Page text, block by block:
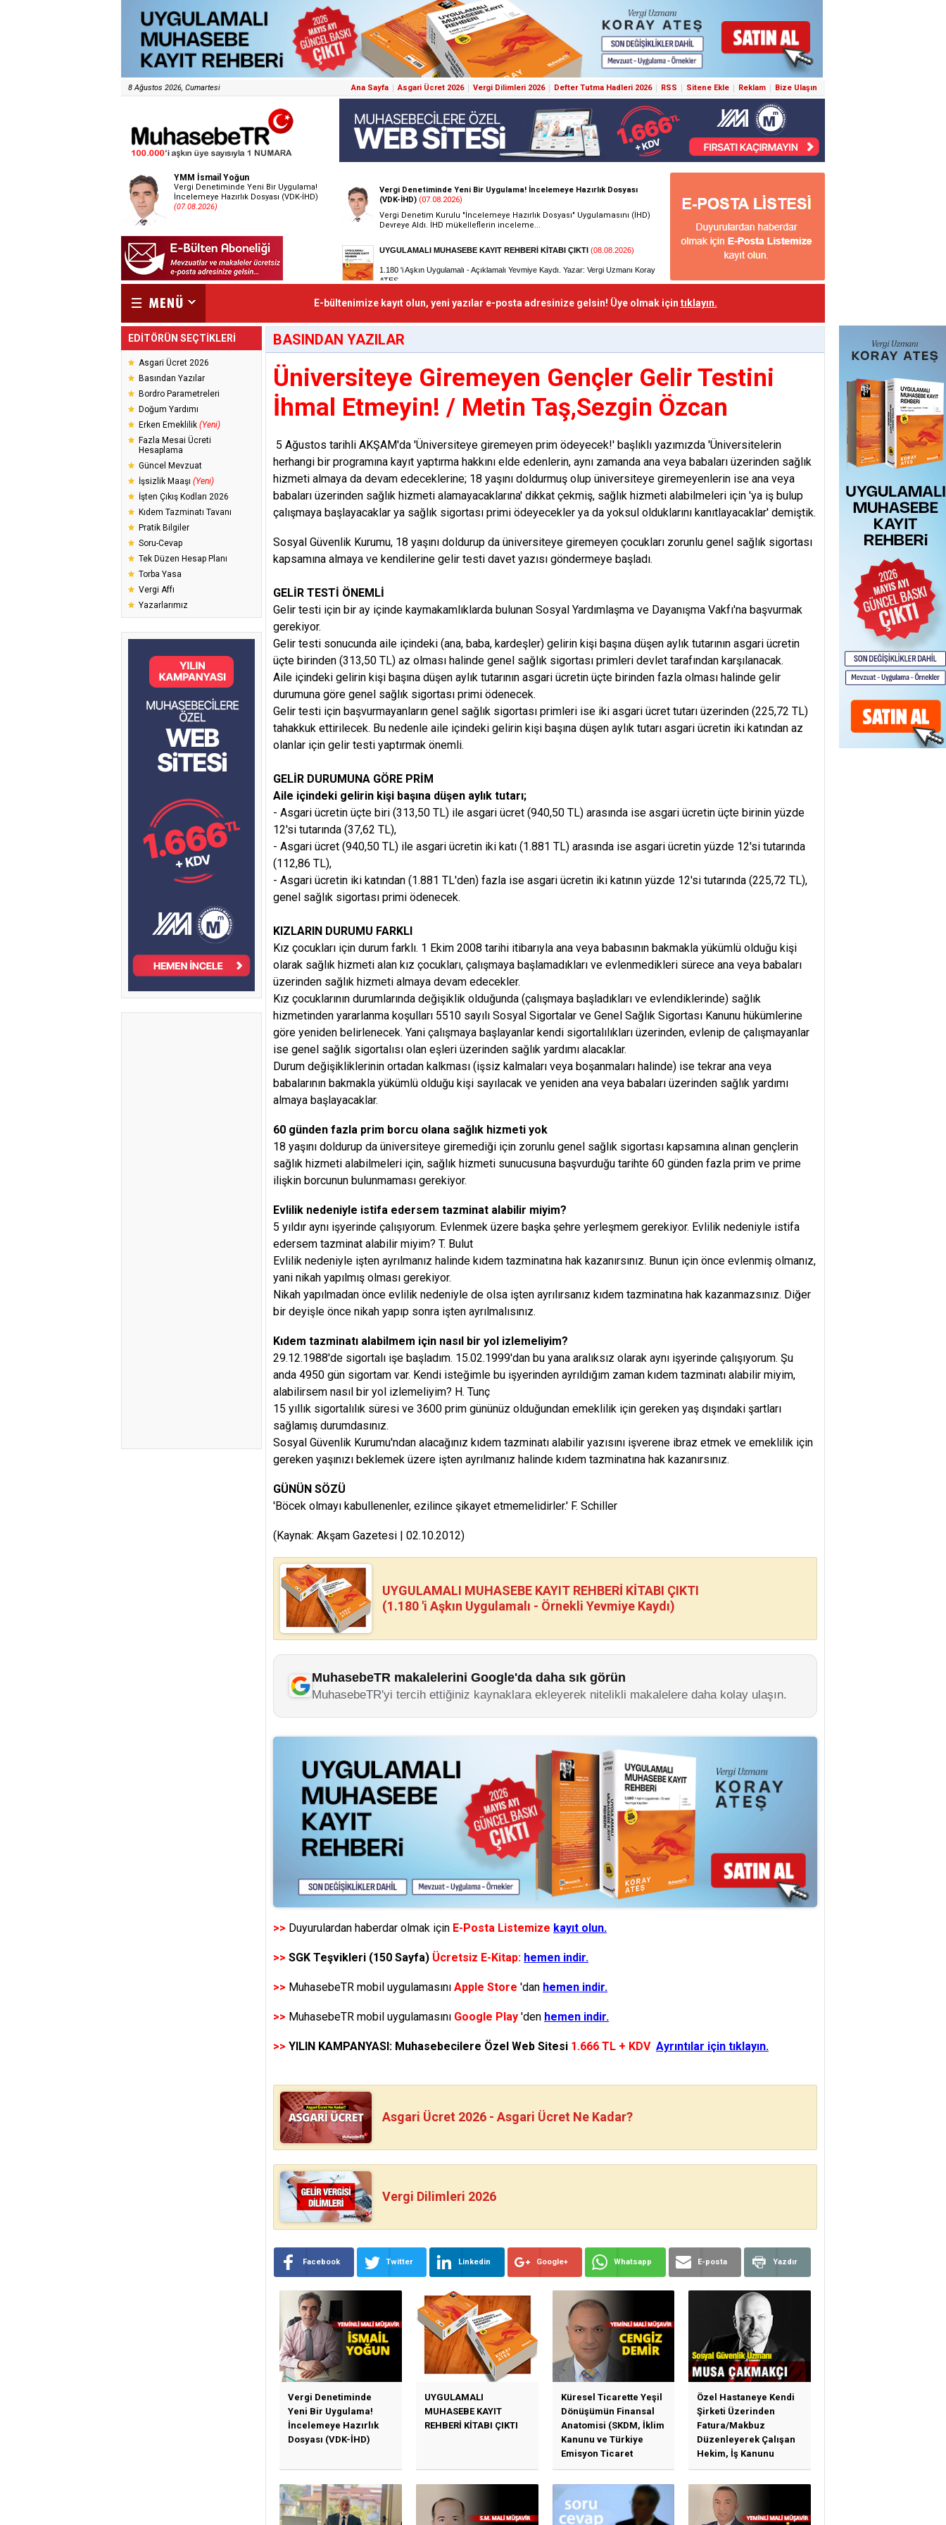
8 Ağustos 2026, Cumartesi Ana Sayfa Asgari Ücret 2026 Vergi Dilimleri 2026 Defter Tutma Hadleri 2026 RSS Sitene Ekle Reklam Bize Ulaşın
YMM İsmail Yoğun
Vergi Denetiminde Yeni Bir Uygulama!
İncelemeye Hazırlık Dosyası (VDK-İHD)
(07.08.2026)
E-bültenimize kayıt olun, yeni yazılar e-posta adresinize gelsin! Üye olmak için tıklayın.
EDİTÖRÜN SEÇTİKLERİ
Asgari Ücret 2026
Basından Yazılar
Bordro Parametreleri
Doğum Yardımı
Erken Emeklilik (Yeni)
Fazla Mesai Ücreti
Hesaplama
Güncel Mevzuat
İşsizlik Maaşı (Yeni)
İşten Çıkış Kodları 2026
Kıdem Tazminatı Tavanı
Pratik Bilgiler
Soru-Cevap
Tek Düzen Hesap Planı
Torba Yasa
Vergi Affı
Yazarlarımız
BASINDAN YAZILAR
Üniversiteye Giremeyen Gençler Gelir Testini
İhmal Etmeyin! / Metin Taş,Sezgin Özcan
5 Ağustos tarihli AKŞAM'da 'Üniversiteye giremeyen prim ödeyecek!' başlıklı yazımızda 'Üniversitelerin
herhangi bir programına kayıt yaptırma hakkını elde edenlerin, aynı zamanda ana veya babaları üzerinden sağlık
hizmeti almaya da devam edeceklerine; 18 yaşını doldurmuş olup üniversiteye giremeyenlerin ise ana veya
babaları üzerinden sağlık hizmeti alamayacaklarına' dikkat çekmiş, sağlık hizmeti alabilmeleri için 'ya iş bulup
çalışmaya başlayacaklar ya sağlık sigortası primi ödeyecekler ya da yoksul olduklarını kanıtlayacaklar' demiştik.
Sosyal Güvenlik Kurumu, 18 yaşını doldurup da üniversiteye giremeyen çocukları zorunlu genel sağlık sigortası
kapsamına almaya ve kendilerine gelir testi davet yazısı göndermeye başladı.
GELİR TESTİ ÖNEMLİ
Gelir testi için bir ay içinde kaymakamlıklarda bulunan Sosyal Yardımlaşma ve Dayanışma Vakfı'na başvurmak
gerekiyor.
Gelir testi sonucunda aile içindeki (ana, baba, kardeşler) gelirin kişi başına düşen aylık tutarının asgari ücretin
üçte birinden (313,50 TL) az olması halinde genel sağlık sigortası primleri devlet tarafından karşılanacak.
Aile içindeki gelirin kişi başına düşen aylık tutarının asgari ücretin üçte birinden fazla olması halinde gelir
durumuna göre genel sağlık sigortası primi ödenecek.
Gelir testi için başvurmayanların genel sağlık sigortası primleri ise iki asgari ücret tutarı üzerinden (225,72 TL)
tahakkuk ettirilecek. Bu nedenle aile içindeki gelirin kişi başına düşen aylık tutarı asgari ücretin iki katından az
olanlar için gelir testi yaptırmak önemli.
GELİR DURUMUNA GÖRE PRİM
Aile içindeki gelirin kişi başına düşen aylık tutarı;
- Asgari ücretin üçte biri (313,50 TL) ile asgari ücret (940,50 TL) arasında ise asgari ücretin üçte birinin yüzde
12'si tutarında (37,62 TL),
- Asgari ücret (940,50 TL) ile asgari ücretin iki katı (1.881 TL) arasında ise asgari ücretin yüzde 12'si tutarında
(112,86 TL),
- Asgari ücretin iki katından (1.881 TL'den) fazla ise asgari ücretin iki katının yüzde 12'si tutarında (225,72 TL),
genel sağlık sigortası primi ödenecek.
KIZLARIN DURUMU FARKLI
Kız çocukları için durum farklı. 1 Ekim 2008 tarihi itibarıyla ana veya babasının bakmakla yükümlü olduğu kişi
olarak sağlık hizmeti alan kız çocukları, çalışmaya başlamadıkları ve evlenmedikleri sürece ana veya babaları
üzerinden sağlık hizmeti almaya devam edecekler.
Kız çocuklarının durumlarında değişiklik olduğunda (çalışmaya başladıkları ve evlendiklerinde) sağlık
hizmetinden yararlanma koşulları 5510 sayılı Sosyal Sigortalar ve Genel Sağlık Sigortası Kanunu hükümlerine
göre yeniden belirlenecek. Yani çalışmaya başlayanlar kendi sigortalılıkları üzerinden, evlenip de çalışmayanlar
ise genel sağlık sigortalısı olan eşleri üzerinden sağlık yardımı alacaklar.
Durum değişikliklerinin ortadan kalkması (işsiz kalmaları veya boşanmaları halinde) ise tekrar ana veya
babalarının bakmakla yükümlü olduğu kişi sayılacak ve yeniden ana veya babaları üzerinden sağlık yardımı
almaya başlayacaklar.
60 günden fazla prim borcu olana sağlık hizmeti yok
18 yaşını doldurup da üniversiteye giremediği için zorunlu genel sağlık sigortası kapsamına alınan gençlerin
sağlık hizmeti alabilmeleri için, sağlık hizmeti sunucusuna başvurduğu tarihte 60 günden fazla prim ve prime
ilişkin borcunun bulunmaması gerekiyor.
Evlilik nedeniyle istifa edersem tazminat alabilir miyim?
5 yıldır aynı işyerinde çalışıyorum. Evlenmek üzere başka şehre yerleşmem gerekiyor. Evlilik nedeniyle istifa
edersem tazminat alabilir miyim? T. Bulut
Evlilik nedeniyle işten ayrılmanız halinde kıdem tazminatına hak kazanırsınız. Bunun için önce evlenmiş olmanız,
yani nikah yapılmış olması gerekiyor.
Nikah yapılmadan önce evlilik nedeniyle de olsa işten ayrılırsanız kıdem tazminatına hak kazanmazsınız. Diğer
bir deyişle önce nikah yapıp sonra işten ayrılmalısınız.
Kıdem tazminatı alabilmem için nasıl bir yol izlemeliyim?
29.12.1988'de sigortalı işe başladım. 15.02.1999'dan bu yana aralıksız olarak aynı işyerinde çalışıyorum. Şu
anda 4950 gün sigortam var. Kendi isteğimle bu işyerinden ayrıldığım zaman kıdem tazminatı alabilir miyim,
alabilirsem nasıl bir yol izlemeliyim? H. Tunç
15 yıllık sigortalılık süresi ve 3600 prim gününüz olduğundan emeklilik için gereken yaş dışındaki şartları
sağlamış durumdasınız.
Sosyal Güvenlik Kurumu'ndan alacağınız kıdem tazminatı alabilir yazısını işverene ibraz etmek ve emeklilik için
gereken yaşınızı beklemek üzere işten ayrılmanız halinde kıdem tazminatına hak kazanırsınız.
GÜNÜN SÖZÜ
'Böcek olmayı kabullenenler, ezilince şikayet etmemelidirler.' F. Schiller
(Kaynak: Akşam Gazetesi | 02.10.2012)
UYGULAMALI MUHASEBE KAYIT REHBERİ KİTABI ÇIKTI
(1.180 'i Aşkın Uygulamalı - Örnekli Yevmiye Kaydı)
MuhasebeTR makalelerini Google'da daha sık görün
MuhasebeTR'yi tercih ettiğiniz kaynaklara ekleyerek nitelikli makalelere daha kolay ulaşın.
>> Duyurulardan haberdar olmak için E-Posta Listemize kayıt olun.
>> SGK Teşvikleri (150 Sayfa) Ücretsiz E-Kitap: hemen indir.
>> MuhasebeTR mobil uygulamasını Apple Store 'dan hemen indir.
>> MuhasebeTR mobil uygulamasını Google Play 'den hemen indir.
>> YILIN KAMPANYASI: Muhasebecilere Özel Web Sitesi 1.666 TL + KDV Ayrıntılar için tıklayın.
Asgari Ücret 2026 - Asgari Ücret Ne Kadar?
Vergi Dilimleri 2026
Facebook Twitter Linkedin Google+ Whatsapp E-posta Yazdır
Vergi Denetiminde
Yeni Bir Uygulama!
İncelemeye Hazırlık
Dosyası (VDK-İHD)
UYGULAMALI
MUHASEBE KAYIT
REHBERİ KİTABI ÇIKTI
Küresel Ticarette Yeşil
Dönüşümün Finansal
Anatomisi (SKDM, İklim
Kanunu ve Türkiye
Emisyon Ticaret
Sistemi (TR-ETS)
Özel Hastaneye Kendi
Şirketi Üzerinden
Fatura/Makbuz
Düzenleyerek Çalışan
Hekim, İş Kanunu
Hükümlerinden